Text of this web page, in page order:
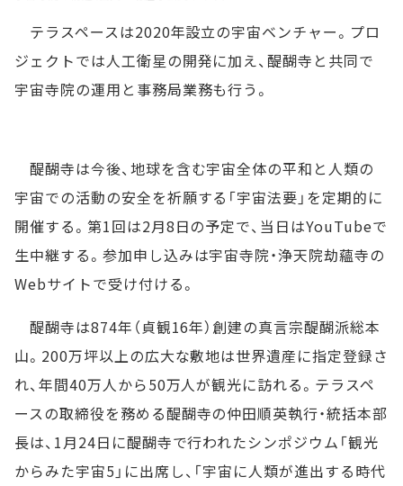
テラスペースは2020年設立の宇宙ベンチャー。プロ
ジェクトでは人工衛星の開発に加え、醍醐寺と共同で
宇宙寺院の運用と事務局業務も行う。
醍醐寺は今後、地球を含む宇宙全体の平和と人類の
宇宙での活動の安全を祈願する「宇宙法要」を定期的に
開催する。第1回は2月8日の予定で、当日はYouTubeで
生中継する。参加申し込みは宇宙寺院・浄天院劫蘊寺の
Webサイトで受け付ける。
醍醐寺は874年（貞観16年）創建の真言宗醍醐派総本
山。200万坪以上の広大な敷地は世界遺産に指定登録さ
れ、年間40万人から50万人が観光に訪れる。テラスペ
ースの取締役を務める醍醐寺の仲田順英執行・統括本部
長は、1月24日に醍醐寺で行われたシンポジウム「観光
からみた宇宙5」に出席し、「宇宙に人類が進出する時代